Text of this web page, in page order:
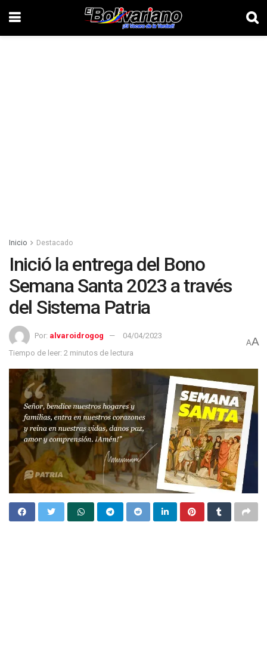
Inicio Destacado
Inició la entrega del Bono
Semana Santa 2023 a través
del Sistema Patria
Por: alvaroidrogog
04/04/2023
Tiempo de leer: 2 minutos de lectura
AA